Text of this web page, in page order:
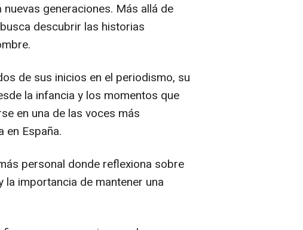
generaciones. Más allá de
descubrir las historias
de sus inicios en el periodismo, su
la infancia y los momentos que
en una de las voces más
en España.
personal donde reflexiona sobre
importancia de mantener una